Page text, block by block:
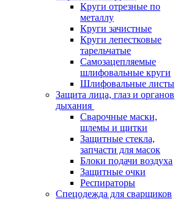
Круги отрезные по
металлу
Круги зачистные
Круги лепестковые
тарельчатые
Самозацепляемые
шлифовальные круги
Шлифовальные листы
Защита лица, глаз и органов
дыхания
Сварочные маски,
шлемы и щитки
Защитные стекла,
запчасти для масок
Блоки подачи воздуха
Защитные очки
Респираторы
Спецодежда для сварщиков